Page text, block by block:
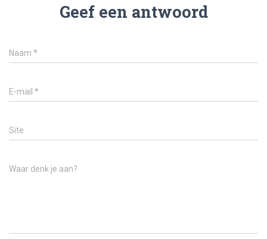
Geef een antwoord
Naam *
E-mail *
Site
Waar denk je aan?